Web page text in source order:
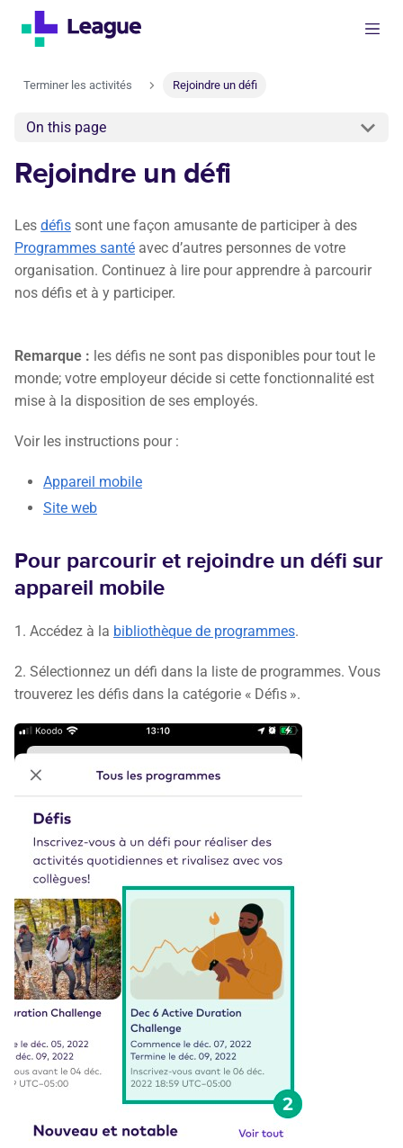
Terminer les activités Rejoindre un défi
On this page
Rejoindre un défi
Les défis sont une façon amusante de participer à des
Programmes santé avec d’autres personnes de votre
organisation. Continuez à lire pour apprendre à parcourir
nos défis et à y participer.
Remarque : les défis ne sont pas disponibles pour tout le
monde; votre employeur décide si cette fonctionnalité est
mise à la disposition de ses employés.
Voir les instructions pour :
Appareil mobile
Site web
Pour parcourir et rejoindre un défi sur
appareil mobile
1. Accédez à la bibliothèque de programmes.
2. Sélectionnez un défi dans la liste de programmes. Vous
trouverez les défis dans la catégorie « Défis ».